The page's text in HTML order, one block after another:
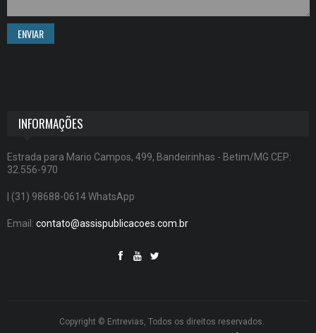
ENVIAR
INFORMAÇÕES
Estrada para Mario Campos, 499, Bandeirinhas - Betim/MG CEP:
32.556-970
| (31) 98688-0614 WhatsApp
Email: contato@assispublicacoes.com.br
Copyright © Entrevias, Todos os direitos reservados.